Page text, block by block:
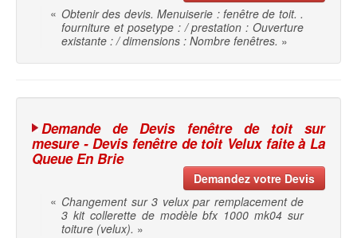
« Obtenir des devis. Menuiserie : fenêtre de toit. .
fourniture et posetype : / prestation : Ouverture
existante : / dimensions : Nombre fenêtres. »
Demande de Devis fenêtre de toit sur
mesure - Devis fenêtre de toit Velux faite à La
Queue En Brie
Demandez votre Devis
« Changement sur 3 velux par remplacement de
3 kit collerette de modèle bfx 1000 mk04 sur
toiture (velux). »